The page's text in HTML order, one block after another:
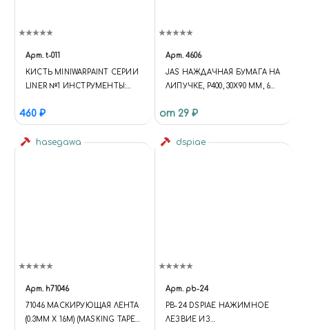
Арт. t-011
КИСТЬ MINIWARPAINT СЕРИИ
LINER №1 ИНСТРУМЕНТЫ:
460 ₽
Арт. 4606
JAS НАЖДАЧНАЯ БУМАГА НА
ЛИПУЧКЕ, P400, 30X90 ММ, 6
от 29 ₽
hasegawa
Арт. h71046
71046 МАСКИРУЮЩАЯ ЛЕНТА
(0.3ММ X 16М) (MASKING TAPE
dspiae
Арт. pb-24
PB-24 DSPIAE НАЖИМНОЕ
ЛЕЗВИЕ ИЗ